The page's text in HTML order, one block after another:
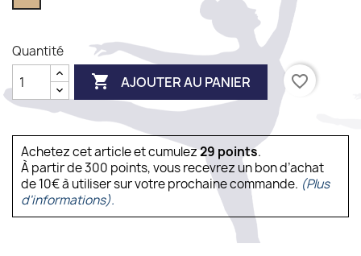
Quantité
 AJOUTER AU PANIER favorite_border
Achetez cet article et cumulez29 points.
À partir de 300 points, vous recevrez un bon d’achat
de 10€ à utiliser sur votre prochaine commande. (Plus
d'informations).